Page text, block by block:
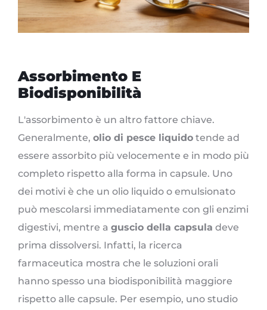
Assorbimento E
Biodisponibilità
L'assorbimento è un altro fattore chiave.
Generalmente, olio di pesce liquido tende ad
essere assorbito più velocemente e in modo più
completo rispetto alla forma in capsule. Uno
dei motivi è che un olio liquido o emulsionato
può mescolarsi immediatamente con gli enzimi
digestivi, mentre a guscio della capsula deve
prima dissolversi. Infatti, la ricerca
farmaceutica mostra che le soluzioni orali
hanno spesso una biodisponibilità maggiore
rispetto alle capsule. Per esempio, uno studio